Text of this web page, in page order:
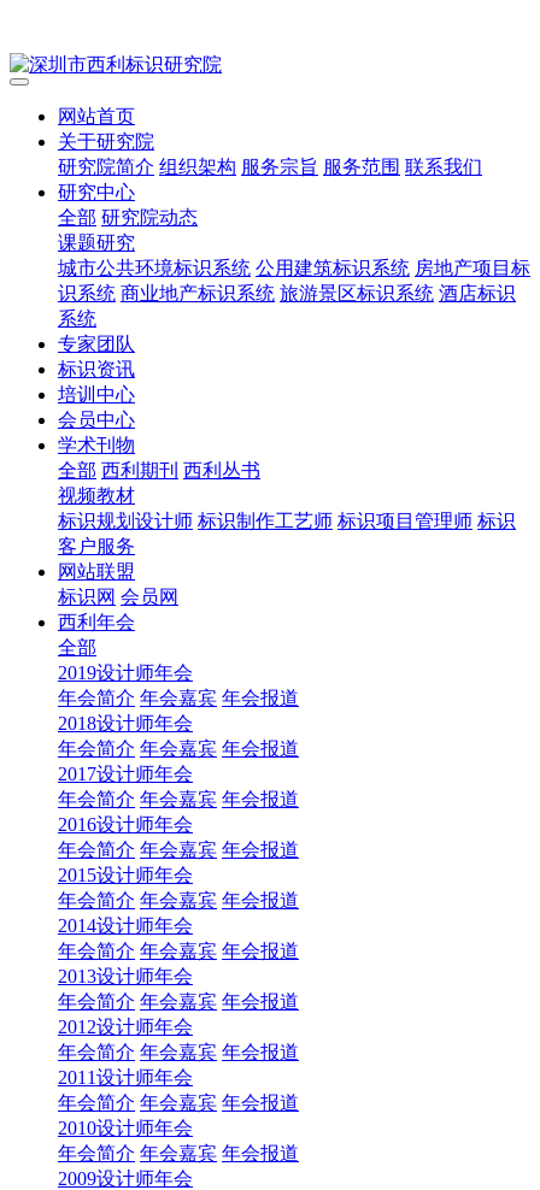
网站首页
关于研究院
研究院简介 组织架构 服务宗旨 服务范围 联系我们
研究中心
全部 研究院动态
课题研究
城市公共环境标识系统 公用建筑标识系统 房地产项目标
识系统 商业地产标识系统 旅游景区标识系统 酒店标识
系统
专家团队
标识资讯
培训中心
会员中心
学术刊物
全部 西利期刊 西利丛书
视频教材
标识规划设计师 标识制作工艺师 标识项目管理师 标识
客户服务
网站联盟
标识网 会员网
西利年会
全部
2019设计师年会
年会简介 年会嘉宾 年会报道
2018设计师年会
年会简介 年会嘉宾 年会报道
2017设计师年会
年会简介 年会嘉宾 年会报道
2016设计师年会
年会简介 年会嘉宾 年会报道
2015设计师年会
年会简介 年会嘉宾 年会报道
2014设计师年会
年会简介 年会嘉宾 年会报道
2013设计师年会
年会简介 年会嘉宾 年会报道
2012设计师年会
年会简介 年会嘉宾 年会报道
2011设计师年会
年会简介 年会嘉宾 年会报道
2010设计师年会
年会简介 年会嘉宾 年会报道
2009设计师年会